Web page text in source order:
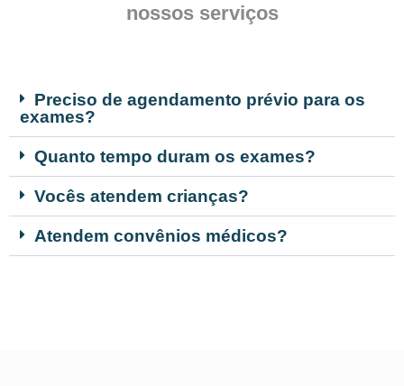
nossos serviços
Preciso de agendamento prévio para os
exames?
Quanto tempo duram os exames?
Vocês atendem crianças?
Atendem convênios médicos?